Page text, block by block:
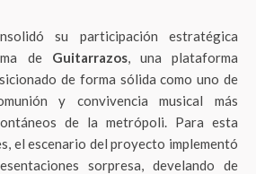
su participación estratégica
de Guitarrazos, una plataforma
de forma sólida como uno de
y convivencia musical más
de la metrópoli. Para esta
el escenario del proyecto implementó
sorpresa, develando de